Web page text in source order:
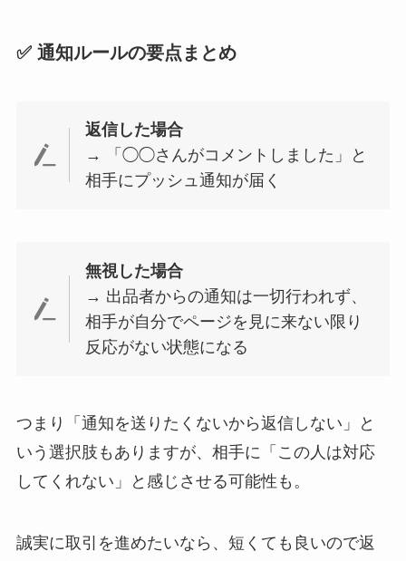
✅ 通知ルールの要点まとめ
返信した場合
→ 「◯◯さんがコメントしました」と
相手にプッシュ通知が届く
無視した場合
→ 出品者からの通知は一切行われず、
相手が自分でページを見に来ない限り
反応がない状態になる
つまり「通知を送りたくないから返信しない」と
いう選択肢もありますが、相手に「この人は対応
してくれない」と感じさせる可能性も。
誠実に取引を進めたいなら、短くても良いので返